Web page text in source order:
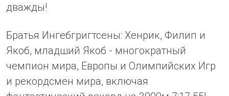
дважды!
Братья Ингебгригтсены: Хенрик, Филип и
Якоб, младший Якоб - многократный
чемпион мира, Европы и Олимпийских Игр
и рекордсмен мира, включая